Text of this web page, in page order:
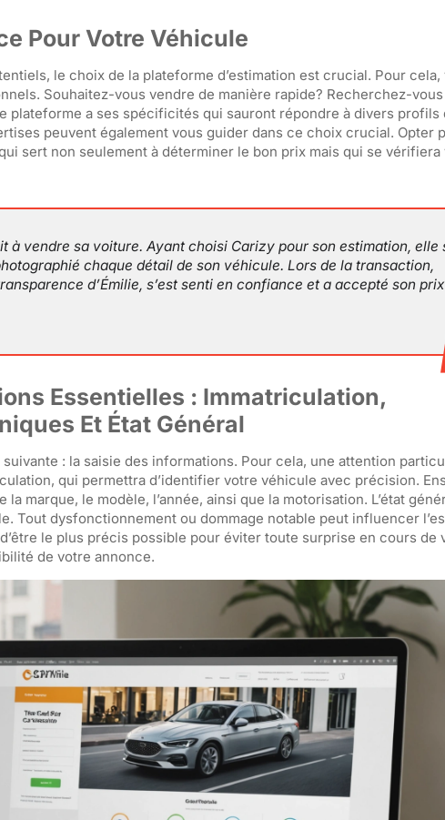
Pour Votre Véhicule
le choix de la plateforme d’estimation est crucial. Pour cela,
Souhaitez-vous vendre de manière rapide? Recherchez-
plateforme a ses spécificités qui sauront répondre à divers profils
peuvent également vous guider dans ce choix crucial. Opter
sert non seulement à déterminer le bon prix mais qui se
à vendre sa voiture. Ayant choisi Carizy pour son estimation, elle
chaque détail de son véhicule. Lors de la transaction,
d’Émilie, s’est senti en confiance et a accepté son
Essentielles : Immatriculation,
Et État Général
: la saisie des informations. Pour cela, une attention
qui permettra d’identifier votre véhicule avec précision.
marque, le modèle, l’année, ainsi que la motorisation. L’état
Tout dysfonctionnement ou dommage notable peut influencer
le plus précis possible pour éviter toute surprise en cours de
de votre annonce.